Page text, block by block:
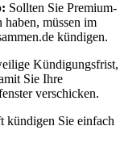
Sollten Sie Premium-
müssen im
kündigen.
Kündigungsfrist,
Sie Ihre
verschicken.
kündigen Sie einfach